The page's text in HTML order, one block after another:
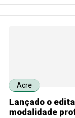
Acre
Lançado o
modalidade